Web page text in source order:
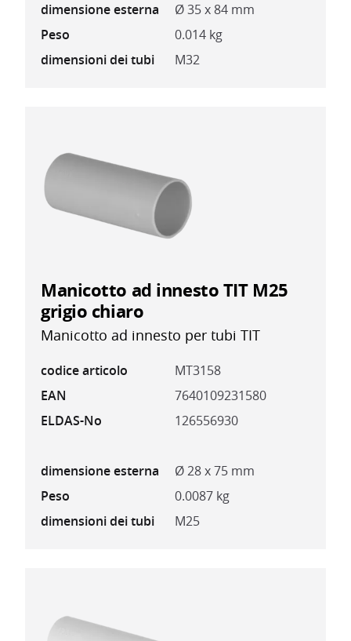
dimensione esterna
Ø 35 x 84 mm
Peso
0.014 kg
dimensioni dei tubi
M32
Manicotto ad innesto TIT M25
grigio chiaro
Manicotto ad innesto per tubi TIT
codice articolo
MT3158
EAN
7640109231580
ELDAS-No
126556930
dimensione esterna
Ø 28 x 75 mm
Peso
0.0087 kg
dimensioni dei tubi
M25